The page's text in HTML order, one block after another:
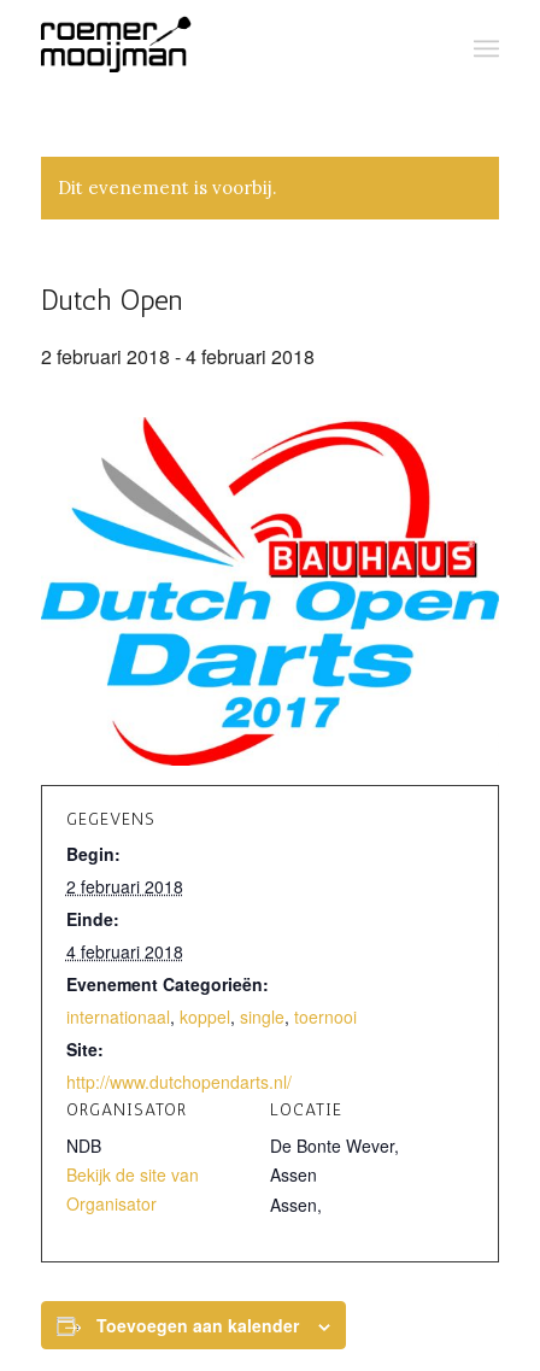
Dit evenement is voorbij.
Dutch Open
2 februari 2018 -4 februari 2018
GEGEVENS
Begin:
2 februari 2018
Einde:
4 februari 2018
Evenement Categorieën:
internationaal, koppel, single, toernooi
Site:
http://www.dutchopendarts.nl/
LOCATIE
De Bonte Wever,
Assen
Assen,
ORGANISATOR
NDB
Bekijk de site van
Organisator
Toevoegen aan kalender